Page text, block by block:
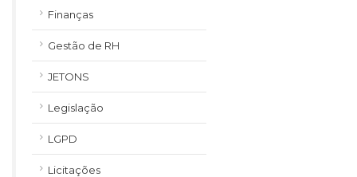
Finanças
Gestão de RH
JETONS
Legislação
LGPD
Licitações